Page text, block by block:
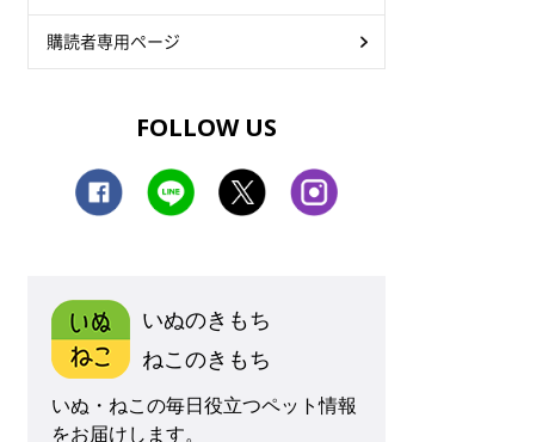
購読者専用ページ
FOLLOW US
いぬのきもち
ねこのきもち
いぬ・ねこの毎日役立つペット情報
をお届けします。